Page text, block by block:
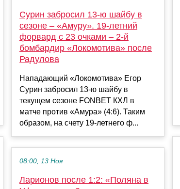
Сурин забросил 13-ю шайбу в
сезоне – «Амуру». 19-летний
форвард с 23 очками – 2-й
бомбардир «Локомотива» после
Радулова
Нападающий «Локомотива» Егор
Сурин забросил 13-ю шайбу в
текущем сезоне FONBET КХЛ в
матче против «Амура» (4:6). Таким
образом, на счету 19-летнего ф...
08:00, 13 Ноя
Ларионов после 1:2: «Поляна в